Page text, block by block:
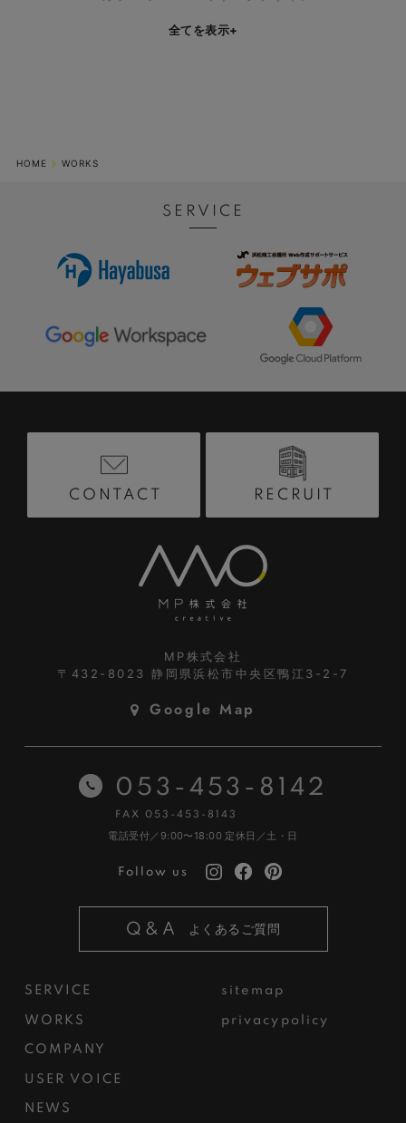
全てを表示+
HOME WORKS
SERVICE
CONTACT RECRUIT
MP株式会社
〒432-8023静岡県浜松市中央区鴨江3-2-7
Google Map
SERVICE
WORKS
COMPANY
USER VOICE
NEWS
sitemap
privacypolicy
053-453-8142
FAX 053-453-8143
電話受付／9:00〜18:00 定休日／土・日
Follow us
Q&A よくあるご質問